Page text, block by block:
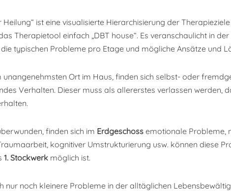
Heilung“ ist eine visualisierte Hierarchisierung der
Therapietool einfach „DBT house“. Es veranschaulicht in
typischen Probleme pro Etage und mögliche Ansätze und
unangenehmsten Ort im Haus, finden sich selbst- oder
Verhalten. Dieser muss als allererstes verlassen werden,
finden sich im Erdgeschoss emotionale Probleme,
kognitiver Umstrukturierung usw. können diese
1. Stockwerk möglich ist.
nur noch kleinere Probleme in der alltäglichen